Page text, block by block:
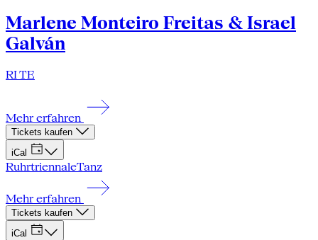
Marlene Monteiro Freitas & Israel
Galván
RI TE
Mehr erfahren
Tickets kaufen
iCal
RuhrtriennaleTanz
Mehr erfahren
Tickets kaufen
iCal